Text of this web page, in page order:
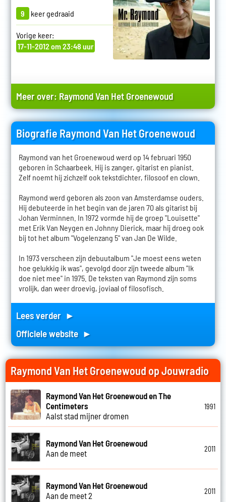
9 keer gedraaid
Vorige keer:
17-11-2012 om 23:48 uur
Meer over: Raymond Van Het Groenewoud
Biografie Raymond Van Het Groenewoud
Raymond van het Groenewoud werd op 14 februari 1950
geboren in Schaarbeek. Hij is zanger, gitarist en pianist.
Zelf noemt hij zichzelf ook tekstdichter, filosoof en clown.
Raymond werd geboren als zoon van Amsterdamse ouders.
Hij debuteerde in het begin van de jaren 70 als gitarist bij
Johan Verminnen. In 1972 vormde hij de groep "Louisette"
met Erik Van Neygen en Johnny Dierick, maar hij droeg ook
bij tot het album "Vogelenzang 5" van Jan De Wilde.
In 1973 verscheen zijn debuutalbum "Je moest eens weten
hoe gelukkig ik was", gevolgd door zijn tweede album "Ik
doe niet mee" in 1975. De teksten van Raymond zijn soms
vrolijk, dan weer droevig, joviaal of filosofisch.
Lees verder ►
Officiele website ►
Raymond Van Het Groenewoud op Jouwradio
Raymond Van Het Groenewoud en The
Centimeters
Aalst stad mijner dromen
1991
Raymond Van Het Groenewoud
Aan de meet
2011
Raymond Van Het Groenewoud
Aan de meet 2
2011